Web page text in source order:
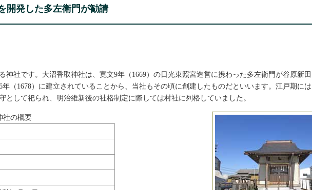
開発した多左衛門が勧請
神社です。大沼香取神社は、寛文9年（1669）の日光東照宮造営に携わった多左衛門が谷原新田
（1678）に建立されていることから、当社もその頃に創建したものだといいます。江戸期に
として祀られ、明治維新後の社格制定に際しては村社に列格していました。
社の概要